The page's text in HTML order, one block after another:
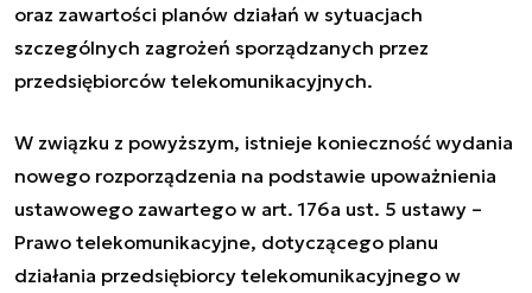
oraz zawartości planów działań w sytuacjach
szczególnych zagrożeń sporządzanych przez
przedsiębiorców telekomunikacyjnych.
W związku z powyższym, istnieje konieczność wydania
nowego rozporządzenia na podstawie upoważnienia
ustawowego zawartego w art. 176a ust. 5 ustawy –
Prawo telekomunikacyjne, dotyczącego planu
działania przedsiębiorcy telekomunikacyjnego w